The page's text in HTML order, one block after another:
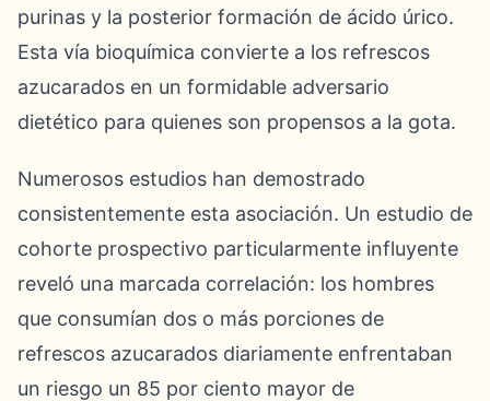
purinas y la posterior formación de ácido úrico.
Esta vía bioquímica convierte a los refrescos
azucarados en un formidable adversario
dietético para quienes son propensos a la gota.
Numerosos estudios han demostrado
consistentemente esta asociación. Un estudio de
cohorte prospectivo particularmente influyente
reveló una marcada correlación: los hombres
que consumían dos o más porciones de
refrescos azucarados diariamente enfrentaban
un riesgo un 85 por ciento mayor de